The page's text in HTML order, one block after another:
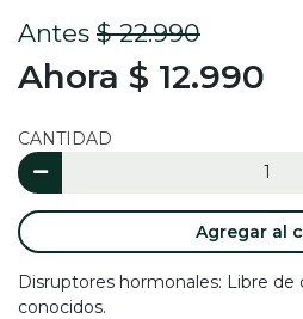
Antes $ 22.990
Ahora $ 12.990
CANTIDAD
Agregar al
Disruptores hormonales: Libre
conocidos.